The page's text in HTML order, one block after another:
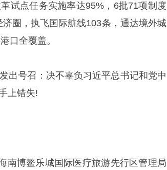
试点任务实施率达95%，6批71项制度
圈，执飞国际航线103条，通达境外城
口全覆盖。
出号召：决不辜负习近平总书记和党中
上错失!
南博鳌乐城国际医疗旅游先行区管理局